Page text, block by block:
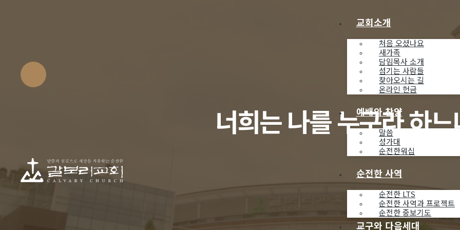
교회소개
처음 오셨나요
새가족
담임목사 소개
섬기는 사람들
찾아오시는 길
온라인 헌금
예배와 찬양
말씀
성가대
순전한워십
순전한 사역
순전한 LTS
순전한 사역과 프로젝트
순전한 중보기도
교구와 다음세대
너희는 나를 누구라 하